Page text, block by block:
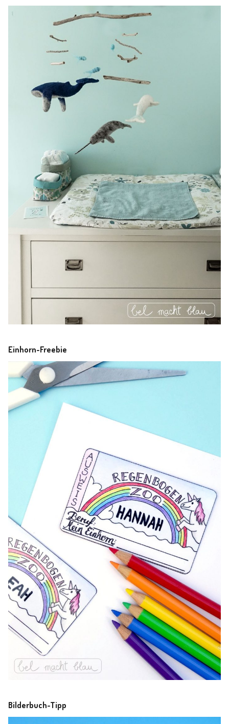
Einhorn-Freebie
Bilderbuch-Tipp